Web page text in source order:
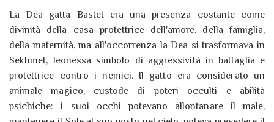
La Dea gatta Bastet era una presenza costante come
divinità della casa protettrice dell'amore, della famiglia,
della maternità, ma all'occorrenza la Dea si trasformava in
Sekhmet, leonessa simbolo di aggressività in battaglia e
protettrice contro i nemici. Il gatto era considerato un
animale magico, custode di poteri occulti e abilità
psichiche:i suoi occhi potevano allontanare il male,